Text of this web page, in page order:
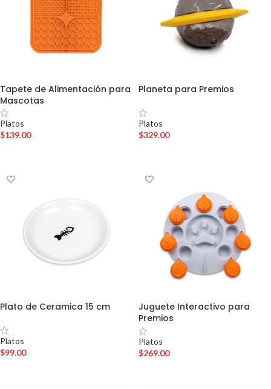
Tapete de Alimentación para
Mascotas
Platos
$139.00
Planeta para Premios
Platos
$329.00
Plato de Ceramica 15 cm
Platos
$99.00
Juguete Interactivo para
Premios
Platos
$269.00